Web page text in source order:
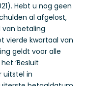
Hebt u nog geen
al afgelost,
van betaling
vierde kwartaal van
geldt voor alle
‘Besluit
uitstel in